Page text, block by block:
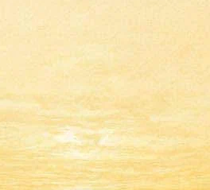
костюмы из «Русского ковчега»
Эрмитажа
и цветной дым запустил Самсона.
праздник фонтанов